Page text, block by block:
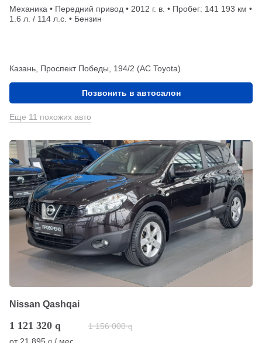
Механика • Передний привод • 2012 г. в. • Пробег: 141 193 км •
1.6 л. / 114 л.с. • Бензин
Казань, Проспект Победы, 194/2 (АС Toyota)
Позвонить в автосалон
Еще 11 похожих авто
Nissan Qashqai
1 121 320 q 1 156 000 q
от 21 895
/ мес.